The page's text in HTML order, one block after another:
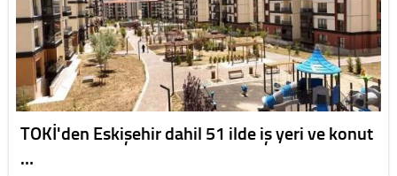
TOKİ'den Eskişehir dahil 51 ilde iş yeri ve konut
…